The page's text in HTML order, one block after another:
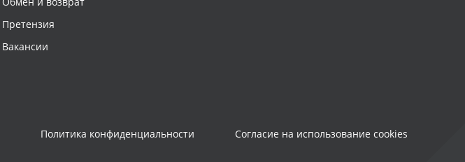
Претензия
Вакансии
Политика конфиденциальности Согласие на использование cookies